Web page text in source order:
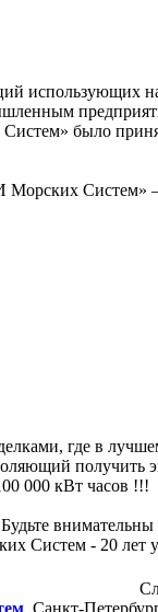
использующих
было
Морских
где в
получить
000 кВт часов !!!
Систем - 20 лет
, Санкт-